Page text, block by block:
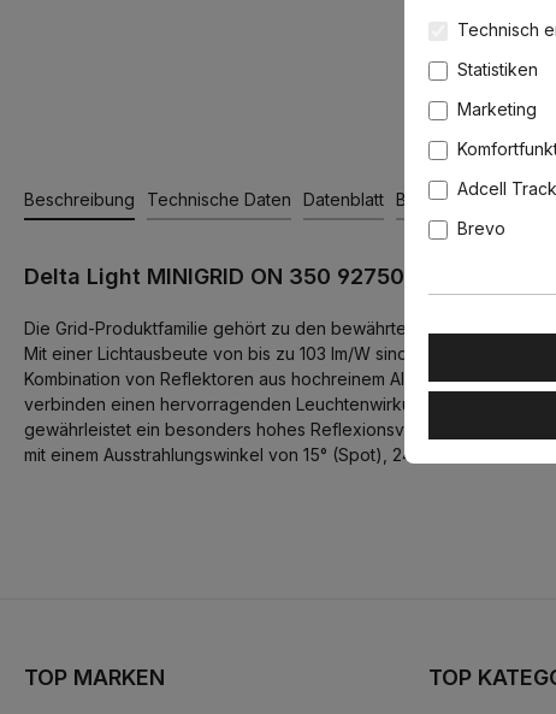
Beschreibung Technische Daten Datenblatt Bewertungen
Delta Light MINIGRID ON 350 92750 DIM8
Die Grid-Produktfamilie gehört zu den bewährten Klassikern
Mit einer Lichtausbeute von bis zu 103 lm/W sind die Down-Light-
Kombination von Reflektoren aus hochreinem Aluminium,
verbinden einen hervorragenden Leuchtenwirkungsgrad mit
gewährleistet ein besonders hohes Reflexionsvermögen. Bis zu
mit einem Ausstrahlungswinkel von 15° (Spot), 24° (Flood) und 43°
TOP MARKEN TOP
Technisch
Statistiken
Marketing
Adcell
Brevo